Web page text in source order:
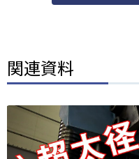
関連資料
像